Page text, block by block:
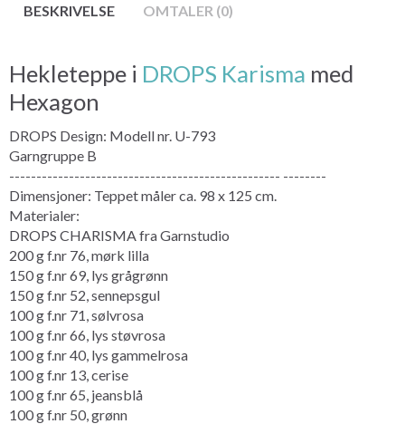
BESKRIVELSE OMTALER (0)
Hekleteppe i DROPS Karisma med
Hexagon
DROPS Design: Modell nr. U-793
Garngruppe B
-------------------------------------------------- --------
Dimensjoner: Teppet måler ca. 98 x 125 cm.
Materialer:
DROPS CHARISMA fra Garnstudio
200 g f.nr 76, mørk lilla
150 g f.nr 69, lys grågrønn
150 g f.nr 52, sennepsgul
100 g f.nr 71, sølvrosa
100 g f.nr 66, lys støvrosa
100 g f.nr 40, lys gammelrosa
100 g f.nr 13, cerise
100 g f.nr 65, jeansblå
100 g f.nr 50, grønn